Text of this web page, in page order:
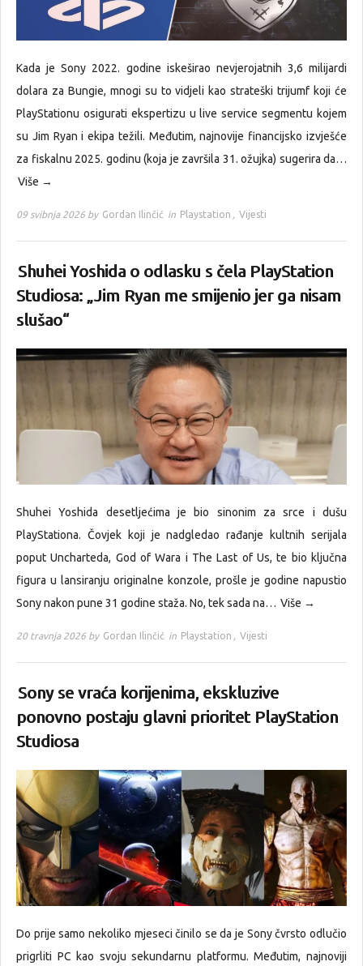
Kada je Sony 2022. godine iskeširao nevjerojatnih 3,6 milijardi
dolara za Bungie, mnogi su to vidjeli kao strateški trijumf koji će
PlayStationu osigurati ekspertizu u live service segmentu kojem
su Jim Ryan i ekipa težili. Međutim, najnovije financijsko izvješće
za fiskalnu 2025. godinu (koja je završila 31. ožujka) sugerira da…
Više →
09 svibnja 2026 by Gordan Ilinčić in Playstation , Vijesti
Shuhei Yoshida o odlasku s čela PlayStation
Studiosa: „Jim Ryan me smijenio jer ga nisam
slušao“
Shuhei Yoshida desetljećima je bio sinonim za srce i dušu
PlayStationa. Čovjek koji je nadgledao rađanje kultnih serijala
poput Uncharteda, God of Wara i The Last of Us, te bio ključna
figura u lansiranju originalne konzole, prošle je godine napustio
Sony nakon pune 31 godine staža. No, tek sada na… Više →
20 travnja 2026 by Gordan Ilinčić in Playstation , Vijesti
Sony se vraća korijenima, ekskluzive
ponovno postaju glavni prioritet PlayStation
Studiosa
Do prije samo nekoliko mjeseci činilo se da je Sony čvrsto odlučio
prigrliti PC kao svoju sekundarnu platformu. Međutim, najnoviji